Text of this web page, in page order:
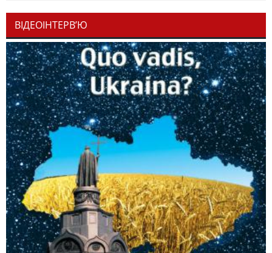
ВІДЕОІНТЕРВ’Ю